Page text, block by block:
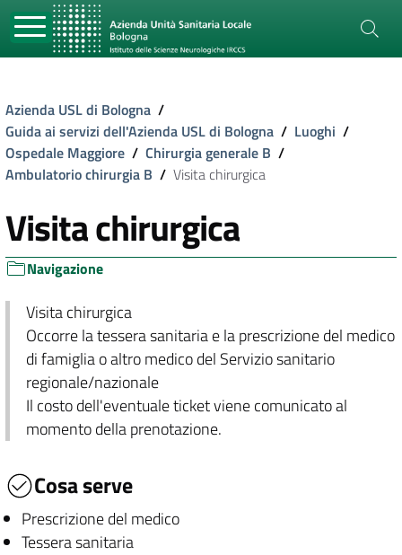
Azienda USL di Bologna /
Guida ai servizi dell'Azienda USL di Bologna / Luoghi /
Ospedale Maggiore / Chirurgia generale B /
Ambulatorio chirurgia B / Visita chirurgica
Visita chirurgica
Navigazione
Visita chirurgica
Occorre la tessera sanitaria e la prescrizione del medico
di famiglia o altro medico del Servizio sanitario
regionale/nazionale
Il costo dell'eventuale ticket viene comunicato al
momento della prenotazione.
Cosa serve
Prescrizione del medico
Tessera sanitaria